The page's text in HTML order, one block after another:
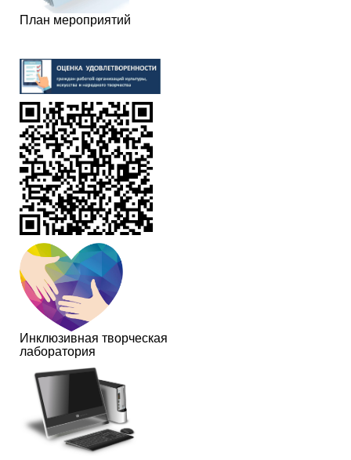
План мероприятий
Инклюзивная творческая
лаборатория